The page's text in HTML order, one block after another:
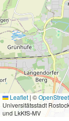
Leaflet | ©
Universitätsstadt
und LkKfS-MV